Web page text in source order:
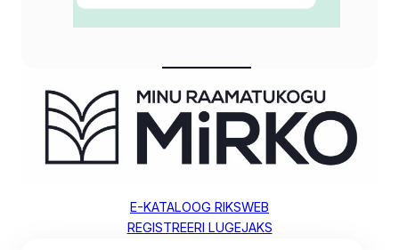
E-KATALOOG RIKSWEB
REGISTREERI LUGEJAKS